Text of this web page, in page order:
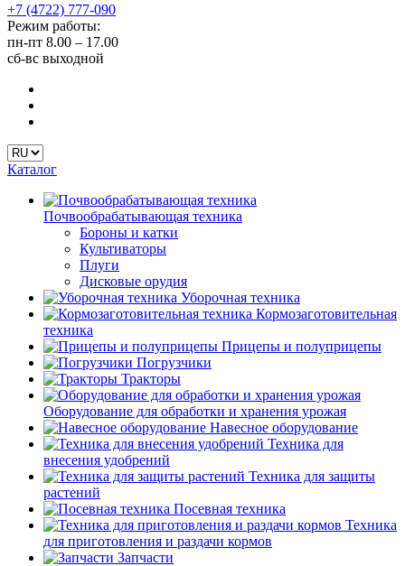
+7 (4722) 777-090
Режим работы:
пн-пт 8.00 – 17.00
сб-вс выходной
Каталог
Почвообрабатывающая техника
Бороны и катки
Культиваторы
Плуги
Дисковые орудия
Уборочная техника
Кормозаготовительная
техника
Прицепы и полуприцепы
Погрузчики
Тракторы
Оборудование для обработки и хранения урожая
Навесное оборудование
Техника для
внесения удобрений
Техника для защиты
растений
Посевная техника
Техника
для приготовления и раздачи кормов
Запчасти